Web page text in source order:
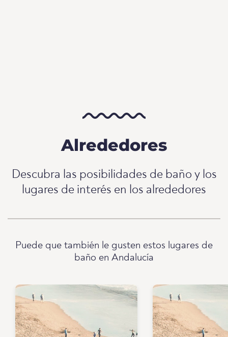
Alrededores
Descubra las posibilidades de baño y los
lugares de interés en los alrededores
Puede que también le gusten estos lugares de
baño en Andalucía